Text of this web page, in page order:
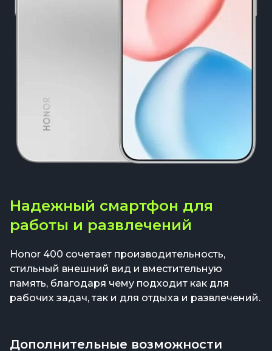
Надежный смартфон для
работы и развлечений
Honor 400 сочетает производительность,
стильный внешний вид и вместительную
память, благодаря чему подходит как для
рабочих задач, так и для отдыха и развлечений.
Дополнительные возможности